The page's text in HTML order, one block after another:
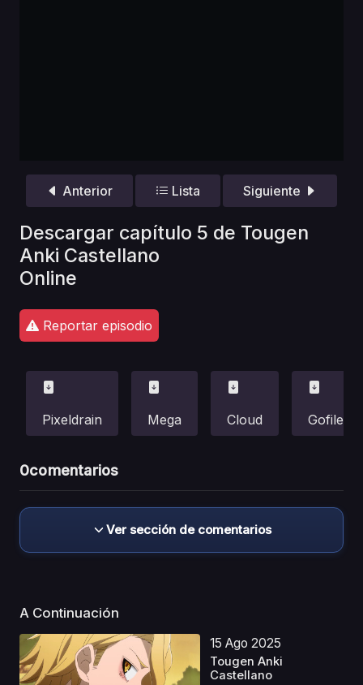
Anterior Lista Siguiente
Descargar capítulo 5 de Tougen
Anki Castellano
Online
Reportar episodio
Pixeldrain Mega Cloud Gofile
0comentarios
Ver sección de comentarios
A Continuación
15 Ago 2025
Tougen Anki
Castellano